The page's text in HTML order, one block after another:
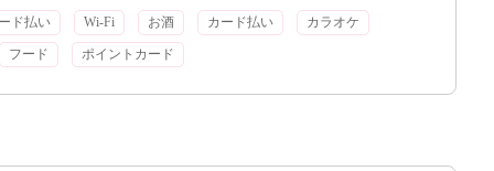
ド払い Wi-Fi お酒 カード払い カラオケ
フード ポイントカード